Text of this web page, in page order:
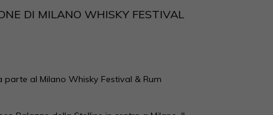
DI MILANO WHISKY FESTIVAL
al Milano Whisky Festival & Rum